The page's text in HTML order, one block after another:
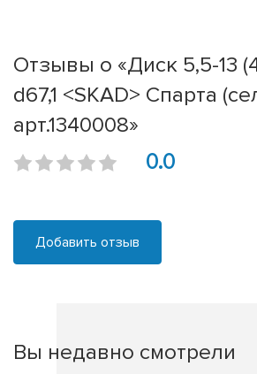
Отзывы о «Диск 5,5-13
d67,1 <SKAD> Спарта
арт.1340008»
0.0
Добавить отзыв
Вы недавно смотрели